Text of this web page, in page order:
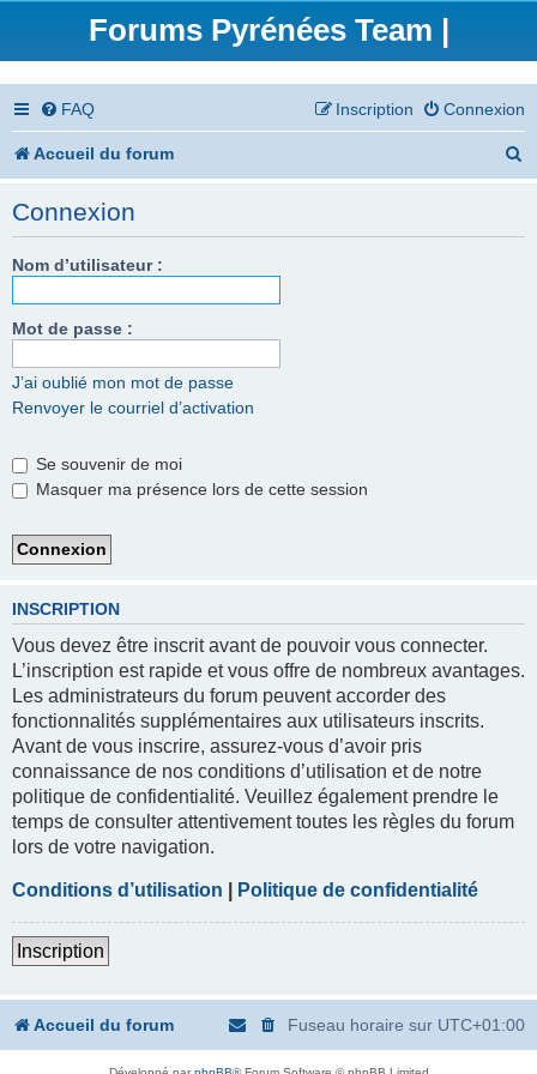
Forums Pyrénées Team |
FAQ Connexion
Inscription
Accueil du forum
Connexion
Nom d’utilisateur :
Mot de passe :
J’ai oublié mon mot de passe
Renvoyer le courriel d’activation
Se souvenir de moi
Masquer ma présence lors de cette session
INSCRIPTION
Vous devez être inscrit avant de pouvoir vous connecter.
L’inscription est rapide et vous offre de nombreux avantages.
Les administrateurs du forum peuvent accorder des
fonctionnalités supplémentaires aux utilisateurs inscrits.
Avant de vous inscrire, assurez-vous d’avoir pris
connaissance de nos conditions d’utilisation et de notre
politique de confidentialité. Veuillez également prendre le
temps de consulter attentivement toutes les règles du forum
lors de votre navigation.
Conditions d’utilisation Politique de confidentialité
Inscription
Accueil du forum Fuseau horaire sur UTC+01:00